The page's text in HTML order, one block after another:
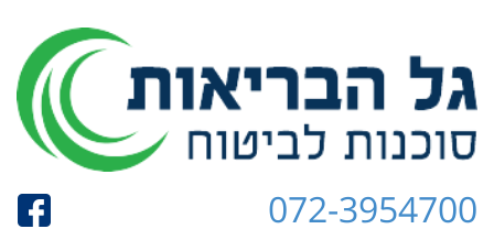
072-3954700